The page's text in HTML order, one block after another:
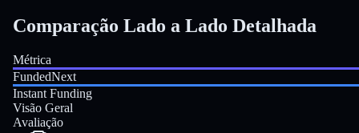
Comparação Lado a Lado Detalhada
Métrica
FundedNext
Instant Funding
Visão Geral
Avaliação